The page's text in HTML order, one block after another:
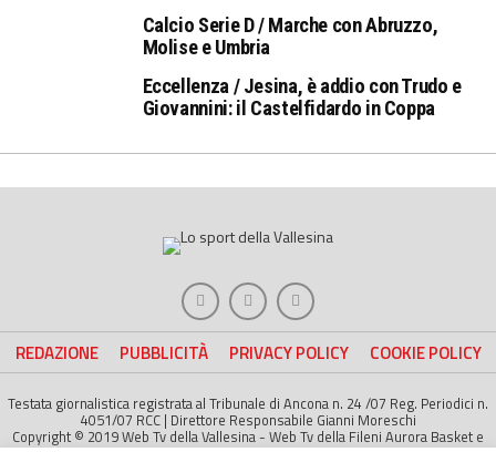
Calcio Serie D / Marche con Abruzzo,
Molise e Umbria
Eccellenza / Jesina, è addio con Trudo e
Giovannini: il Castelfidardo in Coppa
REDAZIONE PUBBLICITÀ PRIVACY POLICY COOKIE POLICY
Testata giornalistica registrata al Tribunale di Ancona n. 24 /07 Reg. Periodici n.
4051/07 RCC | Direttore Responsabile Gianni Moreschi
Copyright © 2019 Web Tv della Vallesina - Web Tv della Fileni Aurora Basket e